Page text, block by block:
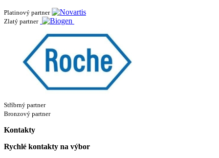
Platinový partner
Zlatý partner
Stříbrný partner
Bronzový partner
Kontakty
Rychlé kontakty na výbor